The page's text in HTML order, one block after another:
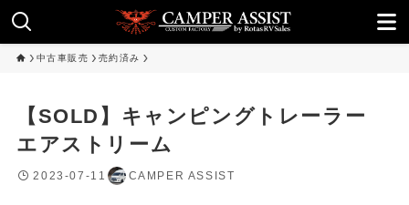
中古車販売 売約済み
【SOLD】キャンピングトレーラー
エアストリーム
2023-07-11 CAMPER ASSIST